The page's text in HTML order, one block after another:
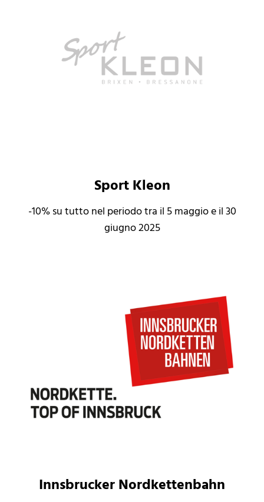
Sport Kleon
-10% su tutto nel periodo tra il 5 maggio e il 30
giugno 2025
Innsbrucker Nordkettenbahn